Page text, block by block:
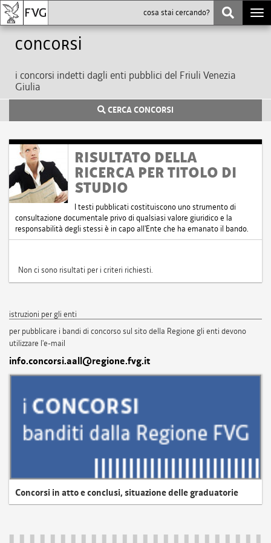
Concorsi
i concorsi indetti dagli enti pubblici del Friuli Venezia
Giulia
CERCA CONCORSI
RISULTATO DELLA
RICERCA PER TITOLO DI
STUDIO
I testi pubblicati costituiscono uno strumento di
consultazione documentale privo di qualsiasi valore giuridico e la
responsabilità degli stessi è in capo all'Ente che ha emanato il bando.
Non ci sono risultati per i criteri richiesti.
istruzioni per gli enti
per pubblicare i bandi di concorso sul sito della Regione gli enti devono
utilizzare l'e-mail
info.concorsi.aall@regione.fvg.it
Concorsi in atto e conclusi, situazione delle graduatorie